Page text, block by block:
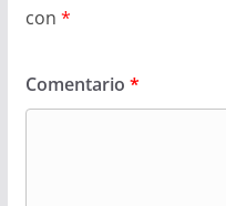
con *
Comentario *